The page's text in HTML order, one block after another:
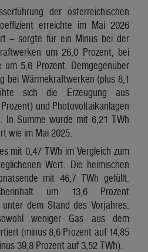
der österreichischen
erreichte im Mai 2026
– sorgte für ein Minus bei der
um 26,0 Prozent, bei
5,6 Prozent. Demgegenüber
bei Wärmekraftwerken (plus 8,1
sich die Erzeugung aus
und Photovoltaikanlagen
In Summe wurde mit 6,21 TWh
wie im Mai 2025.
mit 0,47 TWh im Vergleich zum
Wert. Die heimischen
mit 46,7 TWh gefüllt.
um 13,6 Prozent
dem Stand des Vorjahres.
weniger Gas aus dem
(minus 8,6 Prozent auf 14,85
39,8 Prozent auf 3,52 TWh).